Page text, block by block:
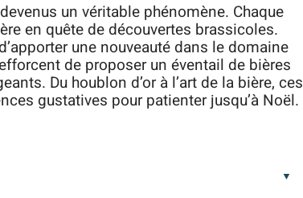
un véritable phénomène. Chaque
en quête de découvertes brassicoles.
une nouveauté dans le domaine
de proposer un éventail de bières
Du houblon d’or à l’art de la bière, ces
gustatives pour patienter jusqu’à Noël.